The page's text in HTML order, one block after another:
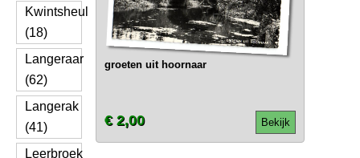
Kwintsheul
(18)
Langeraar
(62)
Langerak
(41)
Leerbroek
groeten uit hoornaar
Bekijk
€ 2,00